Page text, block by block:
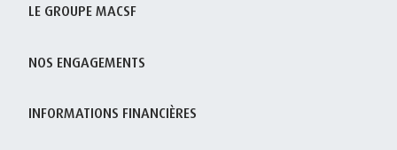
LE GROUPE MACSF
NOS ENGAGEMENTS
INFORMATIONS FINANCIÈRES